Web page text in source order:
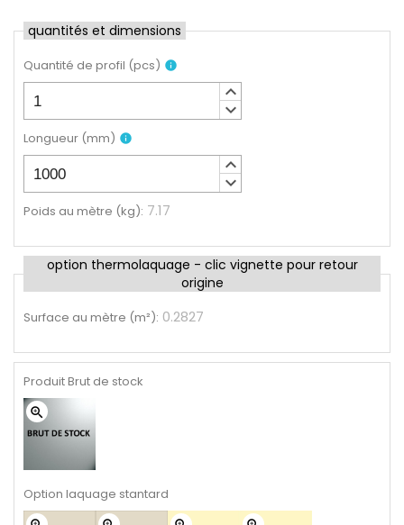
quantités et dimensions
Quantité de profil (pcs) info
keyboard_arrow_up
keyboard_arrow_down
Longueur (mm) info
keyboard_arrow_up
keyboard_arrow_down
Poids au mètre (kg): 7.17
option thermolaquage - clic vignette pour retour
origine
Surface au mètre (m²): 0.2827
Produit Brut de stock
zoom_in
Option laquage stantard